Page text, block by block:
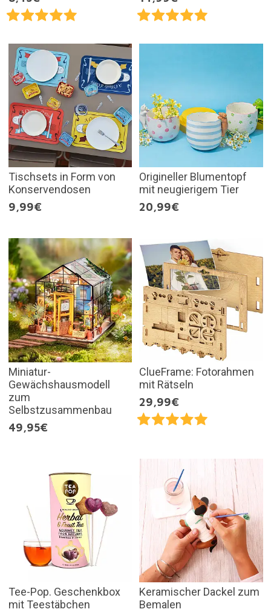
Tischsets in Form von
Konservendosen
9,99€
Origineller Blumentopf
mit neugierigem Tier
20,99€
Miniatur-
Gewächshausmodell
zum
Selbstzusammenbau
49,95€
ClueFrame: Fotorahmen
mit Rätseln
29,99€
Tee-Pop. Geschenkbox
mit Teestäbchen
Keramischer Dackel zum
Bemalen